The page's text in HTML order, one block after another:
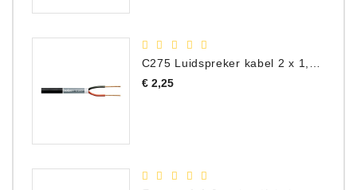
€ 2,25Prijs